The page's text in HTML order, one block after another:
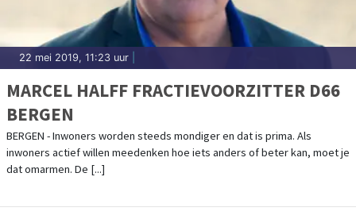
22 mei 2019, 11:23 uur
MARCEL HALFF FRACTIEVOORZITTER D66
BERGEN
BERGEN - Inwoners worden steeds mondiger en dat is prima. Als
inwoners actief willen meedenken hoe iets anders of beter kan, moet je
dat omarmen. De [...]